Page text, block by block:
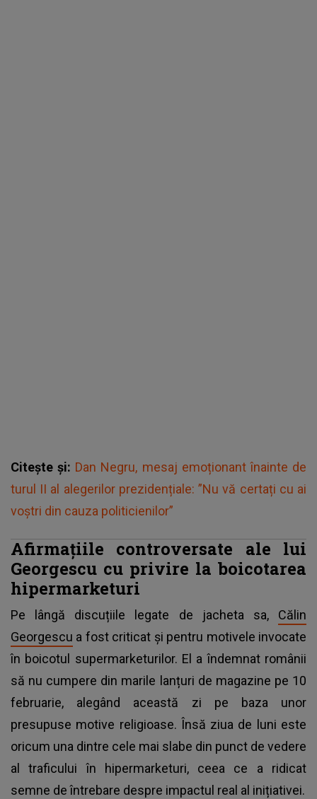
Citește și: Dan Negru, mesaj emoționant înainte de
turul II al alegerilor prezidențiale: ”Nu vă certați cu ai
voștri din cauza politicienilor”
Afirmațiile controversate ale lui
Georgescu cu privire la boicotarea
hipermarketuri
Pe lângă discuțiile legate de jacheta sa, Călin
Georgescu a fost criticat și pentru motivele invocate
în boicotul supermarketurilor. El a îndemnat românii
să nu cumpere din marile lanțuri de magazine pe 10
februarie, alegând această zi pe baza unor
presupuse motive religioase. Însă ziua de luni este
oricum una dintre cele mai slabe din punct de vedere
al traficului în hipermarketuri, ceea ce a ridicat
semne de întrebare despre impactul real al inițiativei.